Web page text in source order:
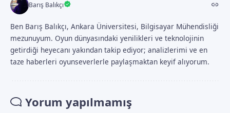
Barış Balıkçı
Ben Barış Balıkçı, Ankara Üniversitesi, Bilgisayar Mühendisliği
mezunuyum. Oyun dünyasındaki yenilikleri ve teknolojinin
getirdiği heyecanı yakından takip ediyor; analizlerimi ve en
taze haberleri oyunseverlerle paylaşmaktan keyif alıyorum.
Yorum yapılmamış